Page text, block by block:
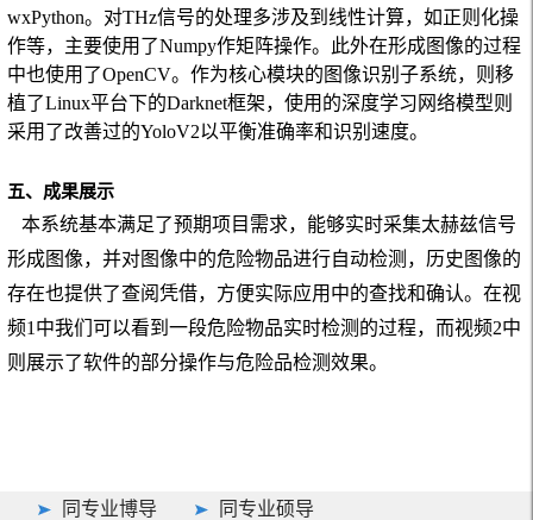
wxPython。对THz信号的处理多涉及到线性计算，如正则化操
作等，主要使用了Numpy作矩阵操作。此外在形成图像的过程
中也使用了OpenCV。作为核心模块的图像识别子系统，则移
植了Linux平台下的Darknet框架，使用的深度学习网络模型则
采用了改善过的YoloV2以平衡准确率和识别速度。
五、成果展示
本系统基本满足了预期项目需求，能够实时采集太赫兹信号
形成图像，并对图像中的危险物品进行自动检测，历史图像的
存在也提供了查阅凭借，方便实际应用中的查找和确认。在视
频1 中我们可以看到一段危险物品实时检测的过程，而视频2中
则展示了软件的部分操作与危险品检测效果。
同专业博导 同专业硕导